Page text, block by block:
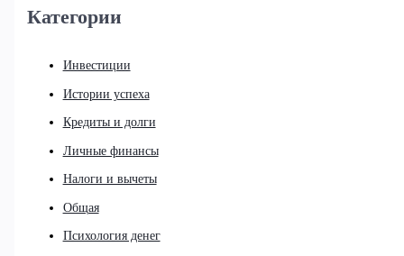
Категории
Инвестиции
Истории успеха
Кредиты и долги
Личные финансы
Налоги и вычеты
Общая
Психология денег